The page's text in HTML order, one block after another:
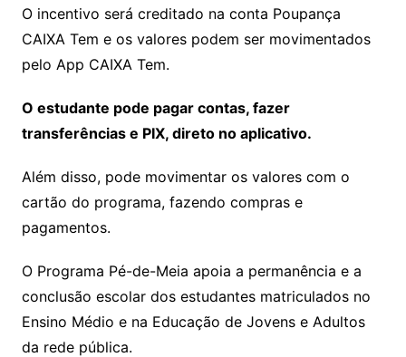
O incentivo será creditado na conta Poupança
CAIXA Tem e os valores podem ser movimentados
pelo App CAIXA Tem.
O estudante pode pagar contas, fazer
transferências e PIX, direto no aplicativo.
Além disso, pode movimentar os valores com o
cartão do programa, fazendo compras e
pagamentos.
O Programa Pé-de-Meia apoia a permanência e a
conclusão escolar dos estudantes matriculados no
Ensino Médio e na Educação de Jovens e Adultos
da rede pública.